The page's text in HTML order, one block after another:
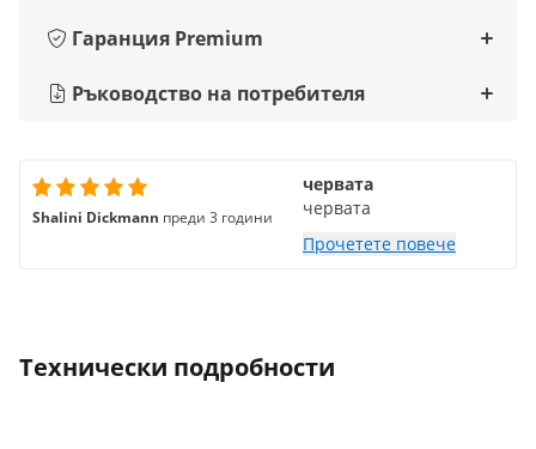
Гаранция Premium
Ръководство на потребителя
Shalini Dickmann преди 3 години
червата
червата
Прочетете повече
Технически подробности